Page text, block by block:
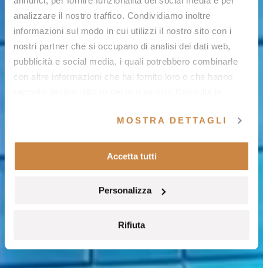
analizzare il nostro traffico. Condividiamo inoltre
informazioni sul modo in cui utilizzi il nostro sito con i
nostri partner che si occupano di analisi dei dati web,
pubblicità e social media, i quali potrebbero combinarle
con altre informazioni che hai fornito loro o che hanno
MOSTRA DETTAGLI
Accetta tutti
Personalizza
Rifiuta